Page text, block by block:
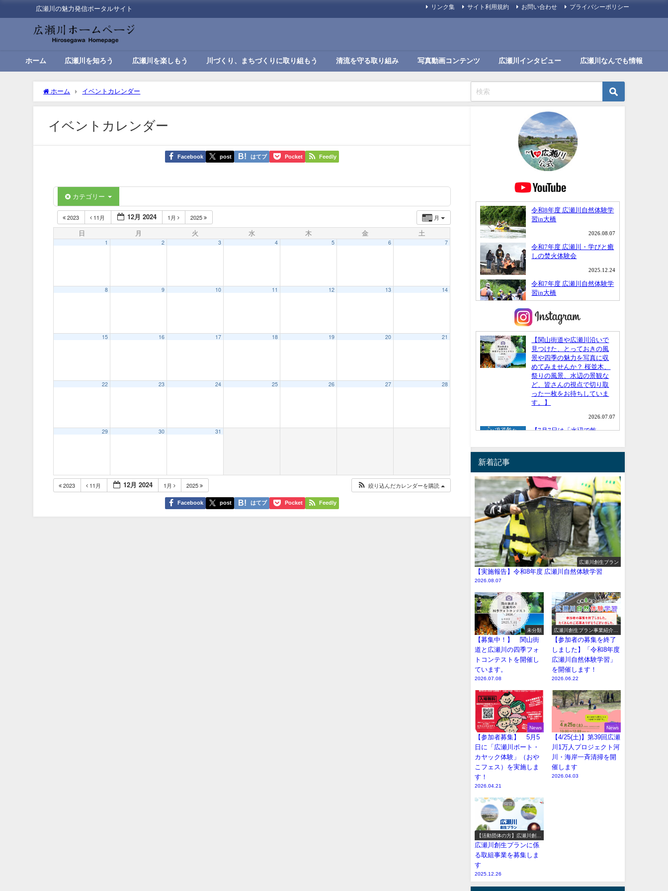
広瀬川の魅力発信ポータルサイト リンク集 サイト利用規約 お問い合わせ プライバシーポリシー
ホーム 広瀬川を知ろう 広瀬川を楽しもう 川づくり、まちづくりに取り組もう 清流を守る取り組み 写真動画コンテンツ 広瀬川インタビュー 広瀬川なんでも情報
ホーム イベントカレンダー
イベントカレンダー
Facebook post はてブ Pocket Feedly
カテゴリー
月
2023 11月 12月 2024 1月 2025
日 月 火 水 木 金 土
1 2 3 4 5 6 7
8 9 10 11 12 13 14
15 16 17 18 19 20 21
22 23 24 25 26 27 28
29 30 31
2023 11月 12月 2024 1月 2025 絞り込んだカレンダーを購読
Facebook post はてブ Pocket Feedly
新着記事
広瀬川創生プラン
【実施報告】令和8年度 広瀬川自然体験学習
2026.08.07
未分類
【募集中！】 関山街
道と広瀬川の四季フォ
トコンテストを開催し
ています。
2026.07.08
広瀬川創生プラン事業紹介
（イベント系）
【参加者の募集を終了
しました】「令和8年度
広瀬川自然体験学習」
を開催します！
2026.06.22
News
【参加者募集】 5月5
日に「広瀬川ボート・
カヤック体験」（おや
こフェス）を実施しま
す！
2026.04.21
News
【4/25(土)】第39回広瀬
川1万人プロジェクト河
川・海岸一斉清掃を開
催します
2026.04.03
【活動団体の方】広瀬川創生
プラン参加事業の募集
広瀬川創生プランに係
る取組事業を募集しま
す
2025.12.26